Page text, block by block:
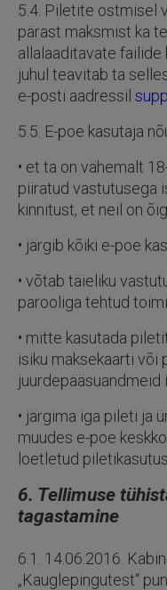
5.4. Piletite ostmisel
pärast maksmist ka
allalaaditavate failide
juhul teavitab ta
e-posti aadressil
5.5. E-poe kasutaja
• et ta on vähemalt
piiratud vastutusega
kinnitust, et neil on
• järgib kõiki e-poe
• võtab täieliku
parooliga tehtud
• mitte kasutada
isiku maksekaarti või
juurdepääsuandmeid
• järgima iga pileti ja
muudes e-poe
loetletud
6. Tellimuse
tagastamine
6.1. 14.06.2016.
„Kauglepingutest“